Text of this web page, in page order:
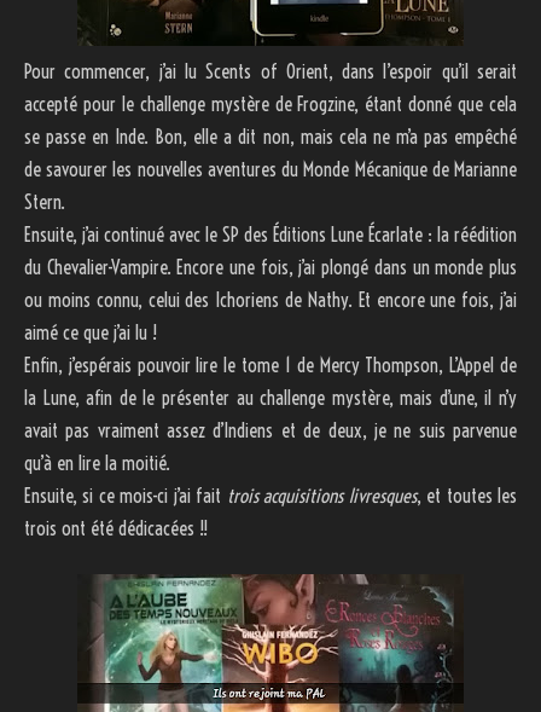
Pour commencer, j’ai lu Scents of Orient, dans l’espoir qu’il serait
accepté pour le challenge mystère de Frogzine, étant donné que cela
se passe en Inde. Bon, elle a dit non, mais cela ne m’a pas empêché
de savourer les nouvelles aventures du Monde Mécanique de Marianne
Stern.
Ensuite, j’ai continué avec le SP des Éditions Lune Écarlate : la réédition
du Chevalier-Vampire. Encore une fois, j’ai plongé dans un monde plus
ou moins connu, celui des Ichoriens de Nathy. Et encore une fois, j’ai
aimé ce que j’ai lu !
Enfin, j’espérais pouvoir lire le tome 1 de Mercy Thompson, L’Appel de
la Lune, afin de le présenter au challenge mystère, mais d’une, il n’y
avait pas vraiment assez d’Indiens et de deux, je ne suis parvenue
qu’à en lire la moitié.
Ensuite, si ce mois-ci j’ai fait trois acquisitions livresques, et toutes les
trois ont été dédicacées !!